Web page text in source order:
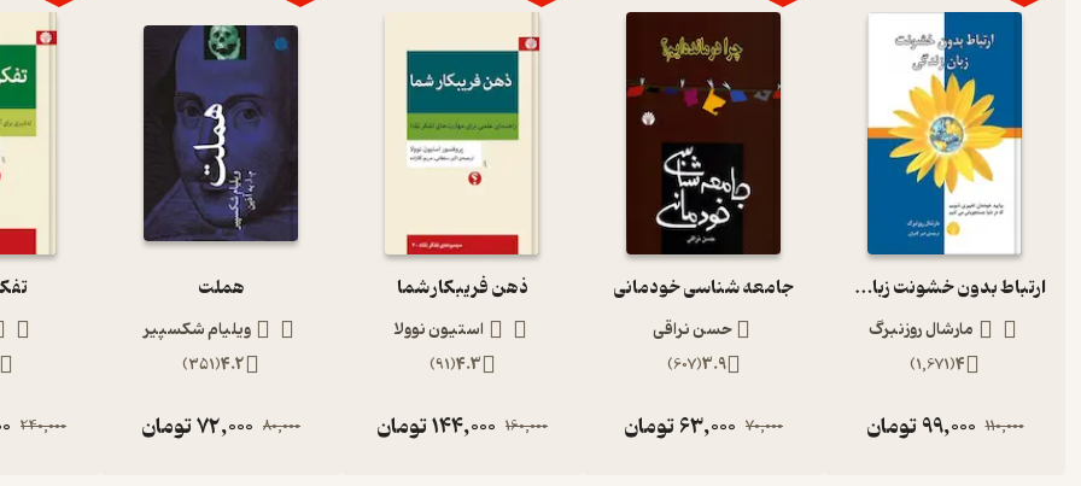
ارتباط بدون خشونت زبان زندگی
مارشال روزنبرگ
4
(
1,671
)
110,000
99,000تومان
جامعه شناسی خودمانی
حسن نراقی
3.9
(
607
)
70,000
63,000تومان
ذهن فریبکار شما
استیون نوولا
4.3
(
91
)
160,000
144,000تومان
هملت
ویلیام شکسپیر
4.2
(
351
)
80,000
72,000تومان 240,000